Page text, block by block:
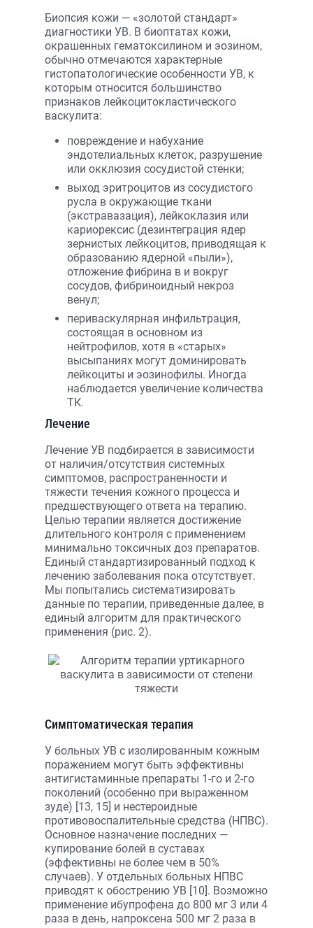
Биопсия кожи — «золотой стандарт»
диагностики УВ. В биоптатах кожи,
окрашенных гематоксилином и эозином,
обычно отмечаются характерные
гистопатологические особенности УВ, к
которым относится большинство
признаков лейкоцитокластического
васкулита:
повреждение и набухание
эндотелиальных клеток, разрушение
или окклюзия сосудистой стенки;
выход эритроцитов из сосудистого
русла в окружающие ткани
(экстравазация), лейкоклазия или
кариорексис (дезинтеграция ядер
зернистых лейкоцитов, приводящая к
образованию ядерной «пыли»),
отложение фибрина в и вокруг
сосудов, фибриноидный некроз
венул;
периваскулярная инфильтрация,
состоящая в основном из
нейтрофилов, хотя в «старых»
высыпаниях могут доминировать
лейкоциты и эозинофилы. Иногда
наблюдается увеличение количества
ТК.
Лечение
Лечение УВ подбирается в зависимости
от наличия/отсутствия системных
симптомов, распространенности и
тяжести течения кожного процесса и
предшествующего ответа на терапию.
Целью терапии является достижение
длительного контроля с применением
минимально токсичных доз препаратов.
Единый стандартизированный подход к
лечению заболевания пока отсутствует.
Мы попытались систематизировать
данные по терапии, приведенные далее, в
единый алгоритм для практического
применения (рис. 2).
Симптоматическая терапия
У больных УВ с изолированным кожным
поражением могут быть эффективны
антигистаминные препараты 1-го и 2-го
поколений (особенно при выраженном
зуде) [13, 15] и нестероидные
противовоспалительные средства (НПВС).
Основное назначение последних —
купирование болей в суставах
(эффективны не более чем в 50%
случаев). У отдельных больных НПВС
приводят к обострению УВ [10]. Возможно
применение ибупрофена до 800 мг 3 или 4
раза в день, напроксена 500 мг 2 раза в